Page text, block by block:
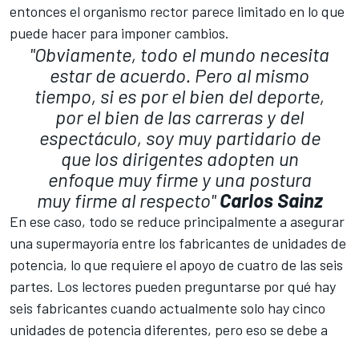
entonces el organismo rector parece limitado en lo que
puede hacer para imponer cambios.
"Obviamente, todo el mundo necesita
estar de acuerdo. Pero al mismo
tiempo, si es por el bien del deporte,
por el bien de las carreras y del
espectáculo, soy muy partidario de
que los dirigentes adopten un
enfoque muy firme y una postura
muy firme al respecto"Carlos Sainz
En ese caso, todo se reduce principalmente a asegurar
una supermayoría entre los fabricantes de unidades de
potencia, lo que requiere el apoyo de cuatro de las seis
partes. Los lectores pueden preguntarse por qué hay
seis fabricantes cuando actualmente solo hay cinco
unidades de potencia diferentes, pero eso se debe a